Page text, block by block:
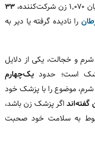
۳۳
را نادیده گرفته یا دیر به
و خجالت، یکی از دلایل
است؛ حدود یک‌چهارم
شرم، موضوع را با پزشک خود
اگر پزشک زن باشد،
به سلامت خود صحبت